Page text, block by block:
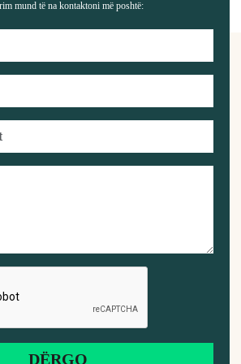
mund të na kontaktoni më poshtë: